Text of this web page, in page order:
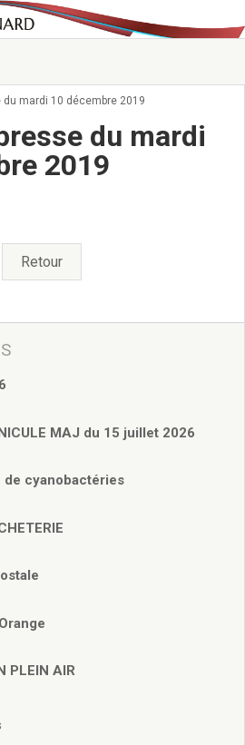
2026
voir
règlementation
funéraire
civil
conseil municipal
2025
du mardi 10 décembre 2019
du mardi
2019
Retour
MAJ du 15 juillet 2026
de cyanobactéries
PLEIN AIR